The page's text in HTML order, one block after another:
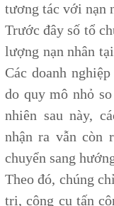
tương tác với nạn
Trước đây số tổ
lượng nạn nhân
Các doanh
do quy mô nhỏ
nhiên sau này,
nhận ra vẫn còn
chuyển sang
Theo đó, chúng
trị, công cụ tấn